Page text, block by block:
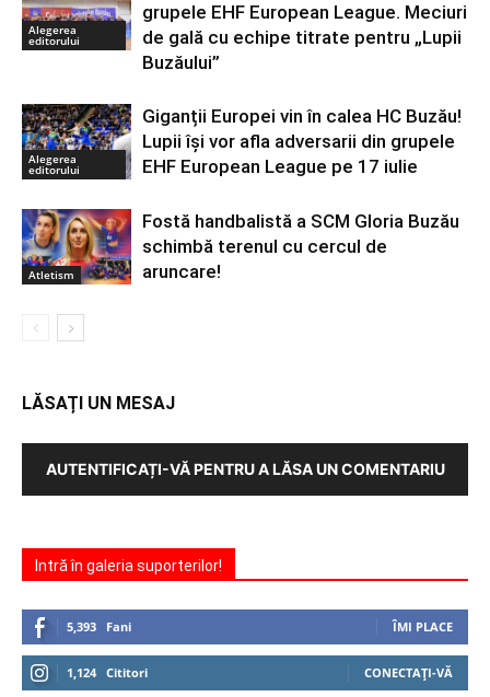
Alegerea
editorului
grupele EHF European League. Meciuri
de gală cu echipe titrate pentru „Lupii
Buzăului”
Alegerea
editorului
Giganții Europei vin în calea HC Buzău!
Lupii își vor afla adversarii din grupele
EHF European League pe 17 iulie
Atletism
Fostă handbalistă a SCM Gloria Buzău
schimbă terenul cu cercul de
aruncare!
LĂSAȚI UN MESAJ
AUTENTIFICAȚI-VĂ PENTRU A LĂSA UN COMENTARIU
Intră în galeria suporterilor!
5,393 Fani ÎMI PLACE
1,124 Cititori CONECTAȚI-VĂ